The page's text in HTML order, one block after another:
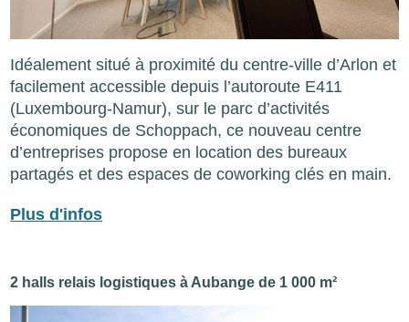
Idéalement situé à proximité du centre-ville d’Arlon et
facilement accessible depuis l’autoroute E411
(Luxembourg-Namur), sur le parc d’activités
économiques de Schoppach, ce nouveau centre
d’entreprises propose en location des bureaux
partagés et des espaces de coworking clés en main.
Plus d'infos
2 halls relais logistiques à Aubange de 1 000 m²
Image